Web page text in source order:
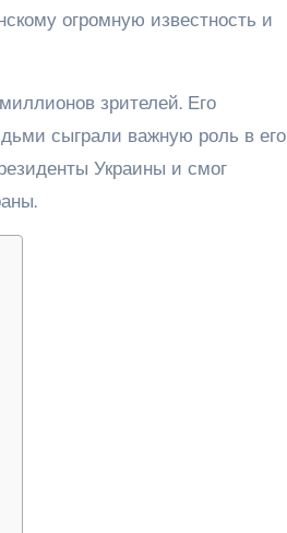
огромную известность и
зрителей. Его
сыграли важную роль в его
Украины и смог